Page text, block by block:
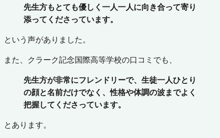
先生方もとても優しく一人一人に向き合って寄り
添ってくださっています。
という声がありました。
また、クラーク記念国際高等学校の口コミでも、
先生方が非常にフレンドリーで、生徒一人ひとり
の顔と名前だけでなく、性格や体調の波までよく
把握してくださっています。
とあります。